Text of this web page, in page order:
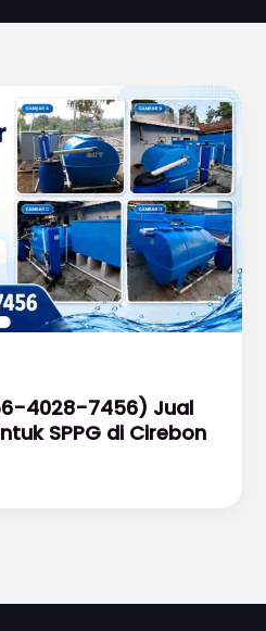
4028-7456) Jual
SPPG di Cirebon